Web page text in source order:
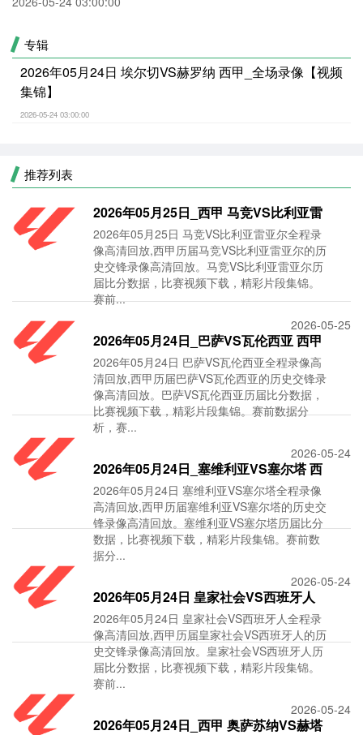
专辑
2026年05月24日 埃尔切VS赫罗纳 西甲_全场录像【视频
集锦】
2026-05-24 03:00:00
推荐列表
2026年05月25日_西甲 马竞VS比利亚雷
亚尔录像_全场
2026年05月25日 马竞VS比利亚雷亚尔全程录
像高清回放,西甲历届马竞VS比利亚雷亚尔的历
史交锋录像高清回放。马竞VS比利亚雷亚尔历
届比分数据，比赛视频下载，精彩片段集锦。
赛前...
2026-05-25
2026年05月24日_巴萨VS瓦伦西亚 西甲
录像_全场录像
2026年05月24日 巴萨VS瓦伦西亚全程录像高
清回放,西甲历届巴萨VS瓦伦西亚的历史交锋录
像高清回放。巴萨VS瓦伦西亚历届比分数据，
比赛视频下载，精彩片段集锦。赛前数据分
析，赛...
2026-05-24
2026年05月24日_塞维利亚VS塞尔塔 西
甲录像_全场录
2026年05月24日 塞维利亚VS塞尔塔全程录像
高清回放,西甲历届塞维利亚VS塞尔塔的历史交
锋录像高清回放。塞维利亚VS塞尔塔历届比分
数据，比赛视频下载，精彩片段集锦。赛前数
据分...
2026-05-24
2026年05月24日 皇家社会VS西班牙人
西甲_全场录像
2026年05月24日 皇家社会VS西班牙人全程录
像高清回放,西甲历届皇家社会VS西班牙人的历
史交锋录像高清回放。皇家社会VS西班牙人历
届比分数据，比赛视频下载，精彩片段集锦。
赛前...
2026-05-24
2026年05月24日_西甲 奥萨苏纳VS赫塔